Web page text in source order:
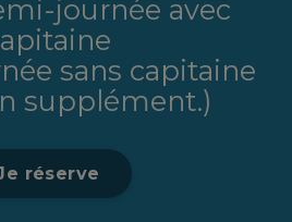
journée avec
sans capitaine
supplément.)
réserve